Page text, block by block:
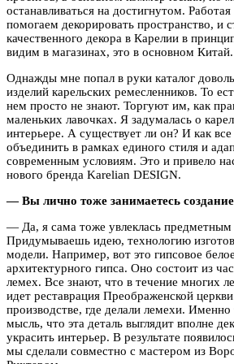
останавливаться на достигнутом.
помогаем декорировать пространство, и
качественного декора в Карелии в
видим в магазинах, это в основном Китай.
Однажды мне попал в руки каталог
изделий карельских ремесленников. То
нем просто не знают. Торгуют им, как
маленьких лавочках. Я задумалась о
интерьере. А существует ли он? И как все
объединить в рамках единого стиля и
современным условиям. Это и привело
нового бренда Karelian DESIGN.
— Вы лично тоже занимаетесь
— Да, я сама тоже увлеклась предметным
Придумываешь идею, технологию
модели. Например, вот это гипсовое
архитектурного гипса. Оно состоит из
лемех. Все знают, что в течение многих
идет реставрация Преображенской
производстве, где делали лемехи.
мысль, что эта деталь выглядит вполне
украсить интерьер. В результате
мы сделали совместно с мастером из